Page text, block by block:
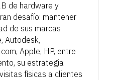
de hardware y
desafío: mantener
de sus marcas
Autodesk,
Apple, HP, entre
su estrategia
físicas a clientes